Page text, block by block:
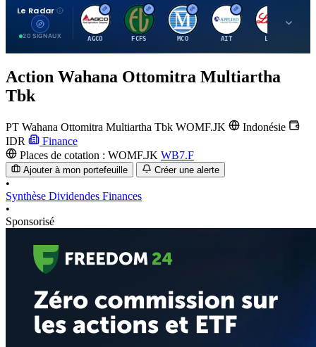
Le Radar
20 SIGNAUX
A
AGCO
F
FCFS
M
MCO
A
AIT
Action Wahana Ottomitra Multiartha
Tbk
PT Wahana Ottomitra Multiartha Tbk WOMF.JK
Indonésie
IDR
Finance
Places de cotation : WOMF.JK WB7.F
Ajouter à mon portefeuille Créer une alerte
•
Synthèse Dividendes Finances
•
Sponsorisé